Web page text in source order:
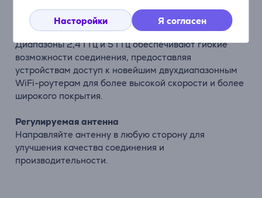
Насторойки Я согласен
Гибкое двухдиапазонное соединение
Диапазоны 2,4 ГГц и 5 ГГц обеспечивают гибкие
возможности соединения, предоставляя
устройствам доступ к новейшим двухдиапазонным
WiFi-роутерам для более высокой скорости и более
широкого покрытия.
Регулируемая антенна
Направляйте антенну в любую сторону для
улучшения качества соединения и
производительности.